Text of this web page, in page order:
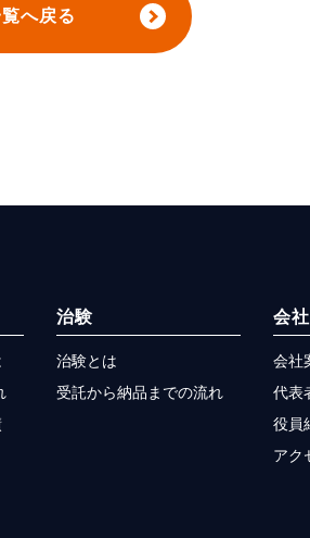
へ戻る
治験
治験とは
受託から納品までの流れ
会
会社
代表
役員
アク